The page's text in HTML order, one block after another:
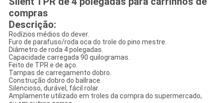
compras
Descrição:
Rodízios médios do dever.
Furo de parafuso/roda oca do trole do pino mestre.
Diâmetro de roda 4 polegadas.
Capacidade carregada 90 quilogramas.
Feito de TPR e de aço.
Tampas de carregamento dobro.
Construção dobro do ballrace.
Silencioso, durável, fácil rolar.
Amplamente utilizado em troles da compra do supermercado,